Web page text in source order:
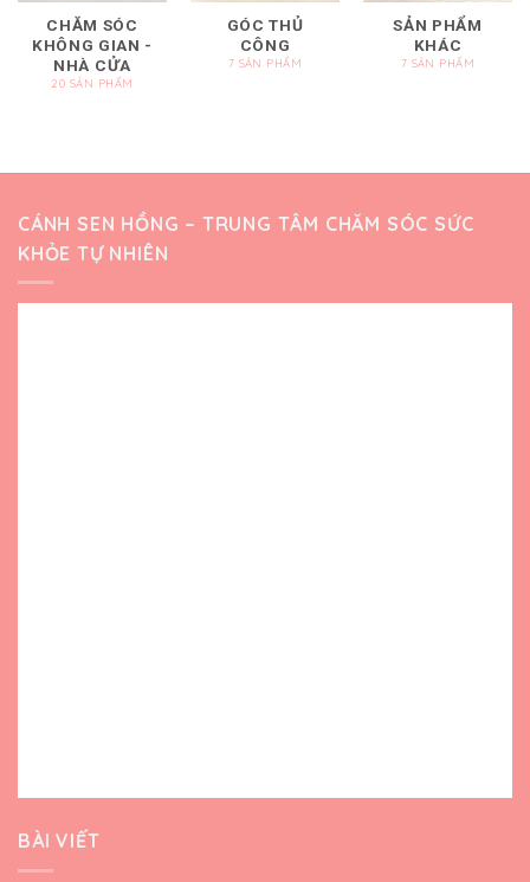
CHĂM SÓC
KHÔNG GIAN -
NHÀ CỬA
20 SẢN PHẨM
GÓC THỦ
CÔNG
7 SẢN PHẨM
SẢN PHẨM
KHÁC
7 SẢN PHẨM
CÁNH SEN HỒNG – TRUNG TÂM CHĂM SÓC SỨC
KHỎE TỰ NHIÊN
BÀI VIẾT